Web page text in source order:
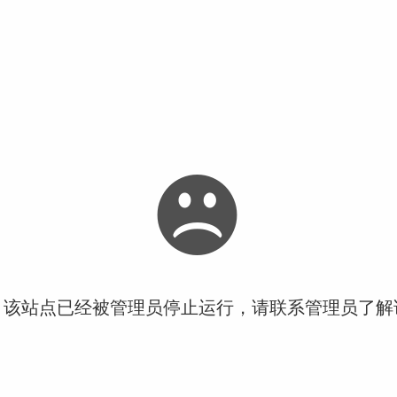
站点已经被管理员停止运行，请联系管理员了